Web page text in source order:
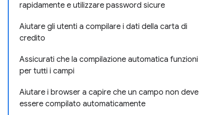
rapidamente e utilizzare password sicure
Aiutare gli utenti a compilare i dati della carta di
credito
Assicurati che la compilazione automatica funzioni
per tutti i campi
Aiutare i browser a capire che un campo non deve
essere compilato automaticamente